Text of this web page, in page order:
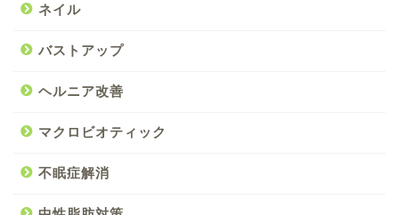
ネイル
バストアップ
ヘルニア改善
マクロビオティック
不眠症解消